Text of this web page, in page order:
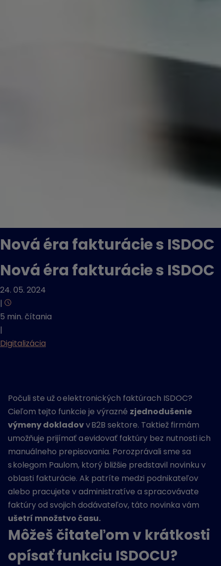
Nová éra fakturácie s ISDOC
Nová éra fakturácie s ISDOC
24. 05. 2024
|
5 min. čítania
|
Digitalizácia
Počuli ste už o elektronických faktúrach ISDOC?
Cieľom tejto funkcie je výrazné zjednodušenie
výmeny dokladovv B2B sektore. Taktiež firmám
umožňuje prijímať a evidovať faktúry bez nutnosti ich
manuálneho prepisovania. Porozprávali sme sa
s kolegom Paulom, ktorý bližšie predstavil novinku v
oblasti fakturácie. Ak patríte medzi podnikateľov
alebo pracujete v administratíve a spracovávate
faktúry od svojich dodávateľov, táto novinka vám
ušetrí množstvo času.
Môžeš čitateľom v krátkosti
opísať funkciu ISDOCU?